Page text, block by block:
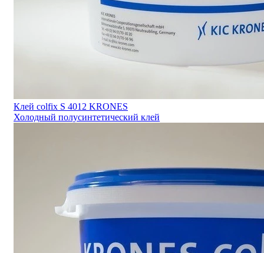
Клей colfix S 4012 KRONES
Холодный полусинтетический клей